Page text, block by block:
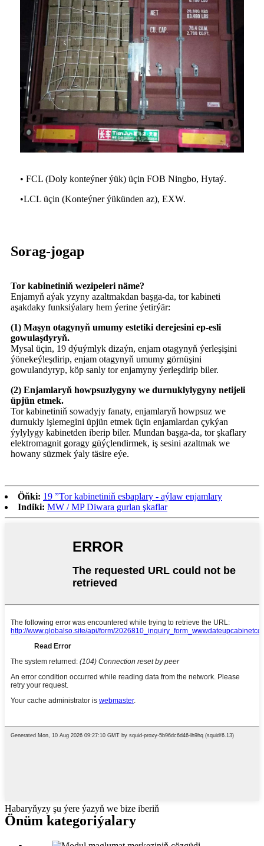
• FCL (Doly konteýner ýük) üçin FOB Ningbo, Hytaý.
•LCL üçin (Konteýner ýükünden az), EXW.
Sorag-jogap
Tor kabinetiniň wezipeleri näme?
Enjamyň aýak yzyny azaltmakdan başga-da, tor kabineti
aşakdaky funksiýalary hem ýerine ýetirýär:
(1) Maşyn otagynyň umumy estetiki derejesini ep-esli
gowulaşdyryň.
Mysal üçin, 19 dýuýmlyk dizaýn, enjam otagynyň ýerleşişini
ýönekeýleşdirip, enjam otagynyň umumy görnüşini
gowulandyryp, köp sanly tor enjamyny ýerleşdirip biler.
(2) Enjamlaryň howpsuzlygyny we durnuklylygyny netijeli
üpjün etmek.
Tor kabinetiniň sowadyjy fanaty, enjamlaryň howpsuz we
durnukly işlemegini üpjün etmek üçin enjamlardan çykýan
ýylylygy kabinetden iberip biler. Mundan başga-da, tor şkaflary
elektromagnit goragy güýçlendirmek, iş sesini azaltmak we
howany süzmek ýaly täsire eýe.
Öňki: 19 ”Tor kabinetiniň esbaplary - aýlaw enjamlary
Indiki: MW / MP Diwara gurlan şkaflar
Habaryňyzy şu ýere ýazyň we bize iberiň
Önüm kategoriýalary